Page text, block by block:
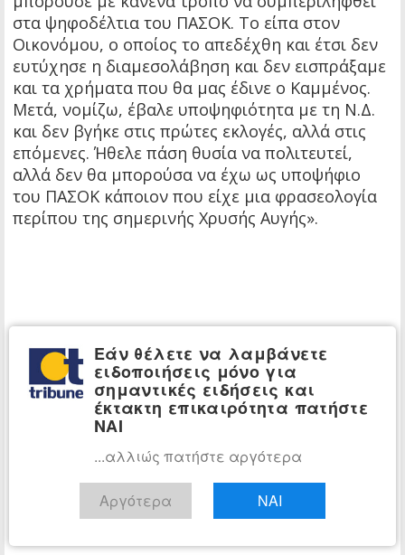
στα ψηφοδέλτια του ΠΑΣΟΚ. Το είπα στον
Οικονόμου, ο οποίος το απεδέχθη και έτσι δεν
ευτύχησε η διαμεσολάβηση και δεν εισπράξαμε
και τα χρήματα που θα μας έδινε ο Καμμένος.
Μετά, νομίζω, έβαλε υποψηφιότητα με τη Ν.Δ.
και δεν βγήκε στις πρώτες εκλογές, αλλά στις
επόμενες. Ήθελε πάση θυσία να πολιτευτεί,
αλλά δεν θα μπορούσα να έχω ως υποψήφιο
του ΠΑΣΟΚ κάποιον που είχε μια φρασεολογία
περίπου της σημερινής Χρυσής Αυγής».
Εάν θέλετε να λαμβάνετε
ειδοποιήσεις μόνο για
σημαντικές ειδήσεις και
έκτακτη επικαιρότητα πατήστε
ΝΑΙ
...αλλιώς πατήστε αργότερα
Αργότερα ΝΑΙ